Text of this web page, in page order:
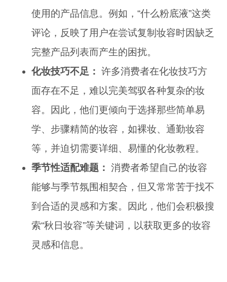
使用的产品信息。例如，“什么粉底液”这类
评论，反映了用户在尝试复制妆容时因缺乏
完整产品列表而产生的困扰。
化妆技巧不足： 许多消费者在化妆技巧方
面存在不足，难以完美驾驭各种复杂的妆
容。因此，他们更倾向于选择那些简单易
学、步骤精简的妆容，如裸妆、通勤妆容
等，并迫切需要详细、易懂的化妆教程。
季节性适配难题： 消费者希望自己的妆容
能够与季节氛围相契合，但又常常苦于找不
到合适的灵感和方案。因此，他们会积极搜
索“秋日妆容”等关键词，以获取更多的妆容
灵感和信息。